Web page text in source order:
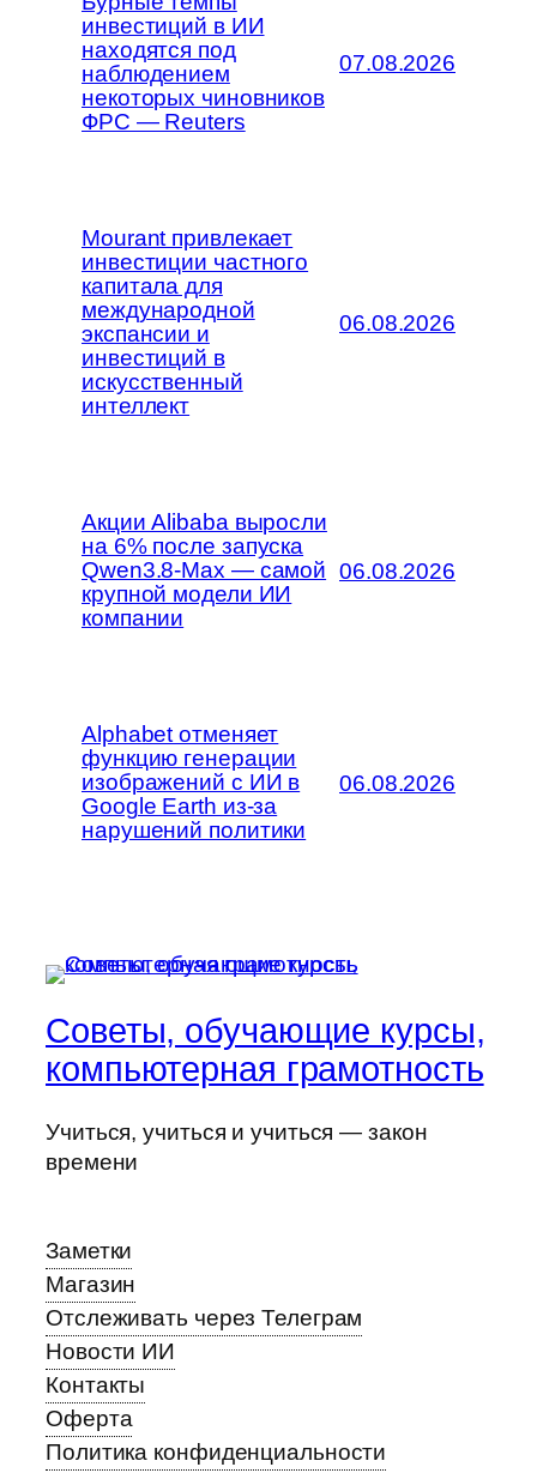
инвестиций в ИИ
находятся под
наблюдением
некоторых чиновников
ФРС — Reuters
07.08.2026
Mourant привлекает
инвестиции частного
капитала для
международной
экспансии и
инвестиций в
искусственный
интеллект
06.08.2026
Акции Alibaba выросли
на 6% после запуска
Qwen3.8-Max — самой
крупной модели ИИ
компании
06.08.2026
Alphabet отменяет
функцию генерации
изображений с ИИ в
Google Earth из-за
нарушений политики
06.08.2026
Советы, обучающие курсы,
компьютерная грамотность
Учиться, учиться и учиться — закон
времени
Заметки
Магазин
Отслеживать через Телеграм
Новости ИИ
Контакты
Оферта
Политика конфиденциальности